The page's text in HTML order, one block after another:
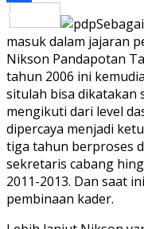
Share
masuk dalam jajaran
Nikson Pandapotan
tahun 2006 ini
situlah bisa dikatakan
mengikuti dari level
dipercaya menjadi
tiga tahun berproses
sekretaris cabang
2011-2013. Dan saat
pembinaan kader.